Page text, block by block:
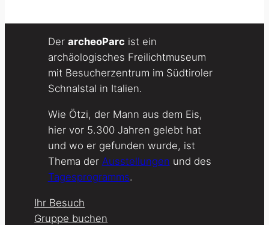
Der archeoParc ist ein
archäologisches Freilichtmuseum
mit Besucherzentrum im Südtiroler
Schnalstal in Italien.
Wie Ötzi, der Mann aus dem Eis,
hier vor 5.300 Jahren gelebt hat
und wo er gefunden wurde, ist
Thema der Ausstellungen und des
Tagesprogramms.
Ihr Besuch
Gruppe buchen